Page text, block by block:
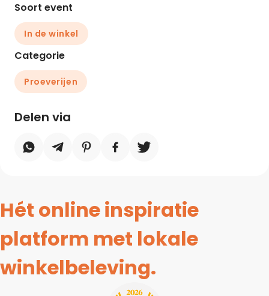
Soort event
In de winkel
Categorie
Proeverijen
Delen via
Hét online inspiratie
platform met lokale
winkelbeleving.